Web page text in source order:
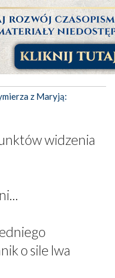
z Maryją:
widzenia
o sile lwa